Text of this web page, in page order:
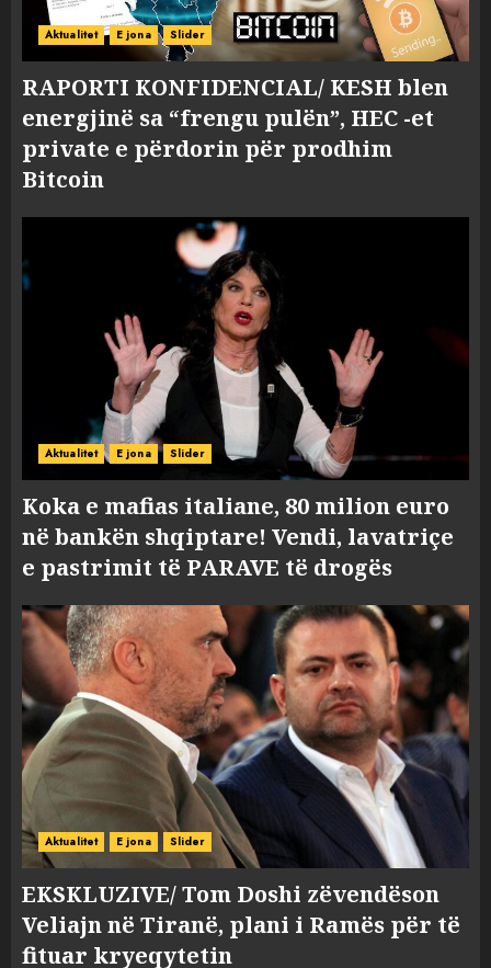
Aktualitet E jona Slider
RAPORTI KONFIDENCIAL/ KESH blen
energjinë sa “frengu pulën”, HEC -et
private e përdorin për prodhim
Bitcoin
Aktualitet E jona Slider
Koka e mafias italiane, 80 milion euro
në bankën shqiptare! Vendi, lavatriçe
e pastrimit të PARAVE të drogës
Aktualitet E jona Slider
EKSKLUZIVE/ Tom Doshi zëvendëson
Veliajn në Tiranë, plani i Ramës për të
fituar kryeqytetin